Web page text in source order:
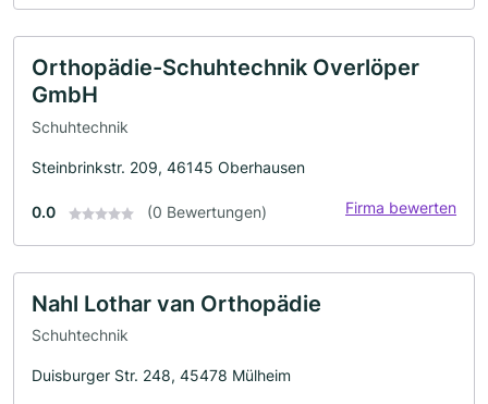
Orthopädie-Schuhtechnik Overlöper
GmbH
Schuhtechnik
Steinbrinkstr. 209, 46145 Oberhausen
0.0 (0 Bewertungen) Firma bewerten
Nahl Lothar van Orthopädie
Schuhtechnik
Duisburger Str. 248, 45478 Mülheim